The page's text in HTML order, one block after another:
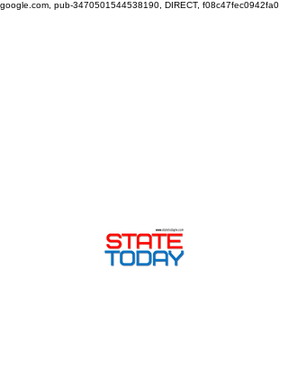
google.com, pub-3470501544538190, DIRECT, f08c47fec0942fa0